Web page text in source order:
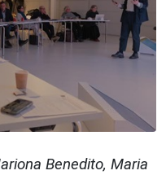
Benedito, Maria